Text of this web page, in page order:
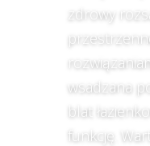
zdrowy
wsadzana
blat
funkcję.